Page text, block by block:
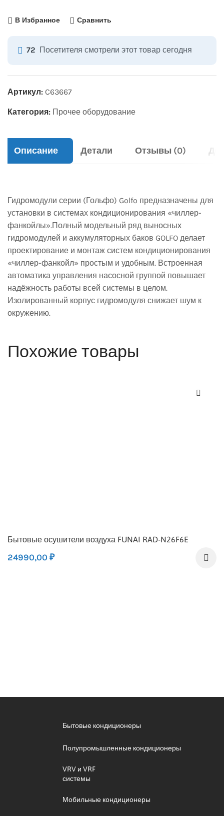
В Избранное Сравнить
72 Посетителя смотрели этот товар сегодня
Артикул: C63667
Категория: Прочее оборудование
Описание Детали Отзывы (0)
Гидромодули серии (Гольфо) Golfo предназначены для
установки в системах кондиционирования «чиллер-
фанкойлы».Полный модельный ряд выносных
гидромодулей и аккумуляторных баков GOLFO делает
проектирование и монтаж систем кондиционирования
«чиллер-фанкойл» простым и удобным. Встроенная
автоматика управления насосной группой повышает
надёжность работы всей системы в целом.
Изолированный корпус гидромодуля снижает шум к
окружению.
Похожие товары
Бытовые осушители воздуха FUNAI RAD-N26F6E
24990,00 ₽
Бытовые кондиционеры
Полупромышленные кондиционеры
VRV и VRF
системы
Мобильные кондиционеры